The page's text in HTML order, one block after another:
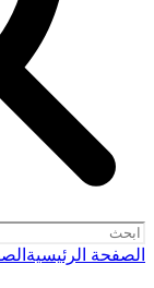
الصفحة الرئيسية